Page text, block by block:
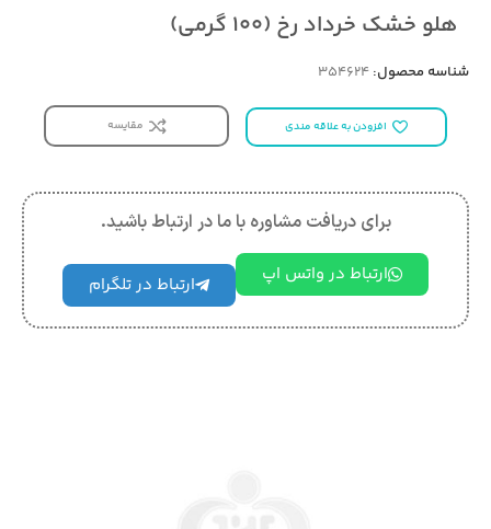
هلو خشک خرداد رخ (100 گرمی)
شناسه محصول: 354624
افزودن به علاقه مندی مقایسه
برای دریافت مشاوره با ما در ارتباط باشید.
ارتباط در واتس اپ ارتباط در تلگرام